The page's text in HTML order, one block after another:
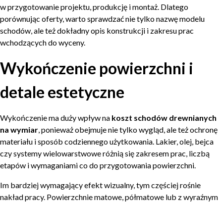
w przygotowanie projektu, produkcję i montaż. Dlatego
porównując oferty, warto sprawdzać nie tylko nazwę modelu
schodów, ale też dokładny opis konstrukcji i zakresu prac
wchodzących do wyceny.
Wykończenie powierzchni i
detale estetyczne
Wykończenie ma duży wpływ na koszt schodów drewnianych
na wymiar, ponieważ obejmuje nie tylko wygląd, ale też ochronę
materiału i sposób codziennego użytkowania. Lakier, olej, bejca
czy systemy wielowarstwowe różnią się zakresem prac, liczbą
etapów i wymaganiami co do przygotowania powierzchni.
Im bardziej wymagający efekt wizualny, tym częściej rośnie
nakład pracy. Powierzchnie matowe, półmatowe lub z wyraźnym